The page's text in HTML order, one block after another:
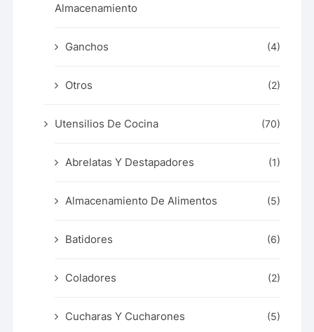
Almacenamiento
Ganchos (4)
Otros (2)
Utensilios De Cocina (70)
Abrelatas Y Destapadores (1)
Almacenamiento De Alimentos (5)
Batidores (6)
Coladores (2)
Cucharas Y Cucharones (5)